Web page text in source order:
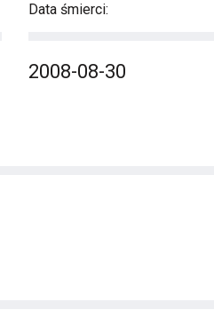
Data śmierci:
2008-08-30